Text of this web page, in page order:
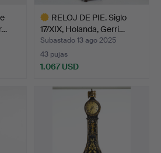
RELOJ DE PIE. Siglo
17/XIX, Holanda, Gerri…
Subastado 13 ago 2025
43 pujas
1.067 USD